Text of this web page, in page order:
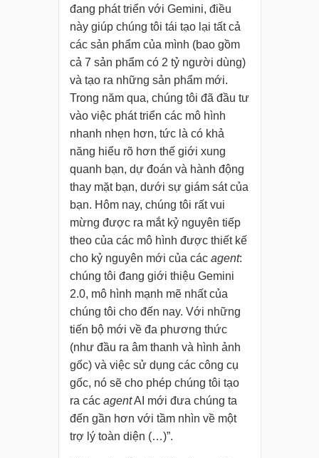
đang phát triển với Gemini, điều
này giúp chúng tôi tái tạo lại tất cả
các sản phẩm của mình (bao gồm
cả 7 sản phẩm có 2 tỷ người dùng)
và tạo ra những sản phẩm mới.
Trong năm qua, chúng tôi đã đầu tư
vào việc phát triển các mô hình
nhanh nhẹn hơn, tức là có khả
năng hiểu rõ hơn thế giới xung
quanh bạn, dự đoán và hành động
thay mặt bạn, dưới sự giám sát của
bạn. Hôm nay, chúng tôi rất vui
mừng được ra mắt kỷ nguyên tiếp
theo của các mô hình được thiết kế
cho kỷ nguyên mới của các agent:
chúng tôi đang giới thiệu Gemini
2.0, mô hình mạnh mẽ nhất của
chúng tôi cho đến nay. Với những
tiến bộ mới về đa phương thức
(như đầu ra âm thanh và hình ảnh
gốc) và việc sử dụng các công cụ
gốc, nó sẽ cho phép chúng tôi tạo
ra các agentAI mới đưa chúng ta
đến gần hơn với tầm nhìn về một
trợ lý toàn diện (…)”.